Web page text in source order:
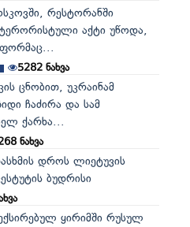
რესტორანში
აქტი უწოდა,
5282ნახვა
ცნობით, უკრაინამ
ჩაძირა და სამ
ქარხა...
ნახვა
დროს ლიეტუვის
ბუდრისი
ყირიმში რუსულ